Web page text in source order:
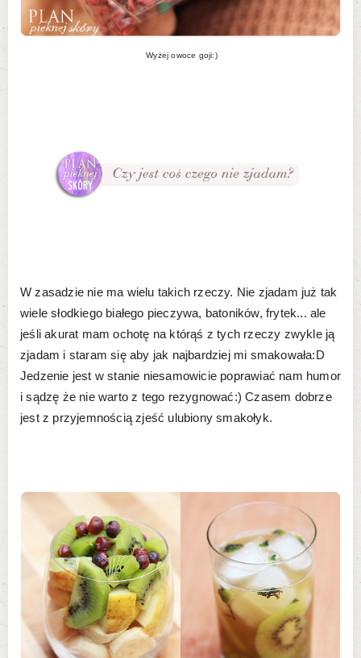
Wyżej owoce goji:)
W zasadzie nie ma wielu takich rzeczy. Nie zjadam już tak
wiele słodkiego białego pieczywa, batoników, frytek... ale
jeśli akurat mam ochotę na którąś z tych rzeczy zwykle ją
zjadam i staram się aby jak najbardziej mi smakowała:D
Jedzenie jest w stanie niesamowicie poprawiać nam humor
i sądzę że nie warto z tego rezygnować:) Czasem dobrze
jest z przyjemnością zjeść ulubiony smakołyk.